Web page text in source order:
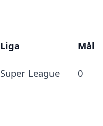
Liga Mål
Super League 0